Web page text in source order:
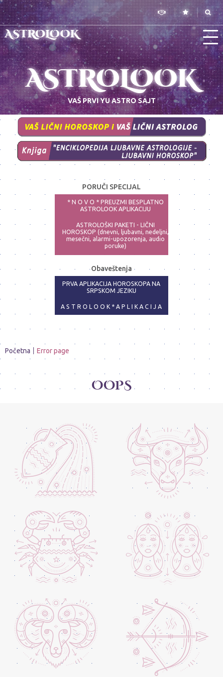
ASTROLOOK
ASTROLOOK
VAŠ PRVI YU ASTRO SAJT
PORUČI SPECIJAL
* N O V O * PREUZMI BESPLATNO
ASTROLOOK APLIKACIJU
ASTROLOŠKI PAKETI - LIČNI
HOROSKOP (dnevni, ljubavni, nedeljni,
mesečni, alarmi-upozorenja, audio
poruke)
ANALIZE
Obaveštenja
PRVA APLIKACIJA HOROSKOPA NA
SRPSKOM JEZIKU
A S T R O L O O K * A P L I K A C I J A
Početna Error page
OOPS